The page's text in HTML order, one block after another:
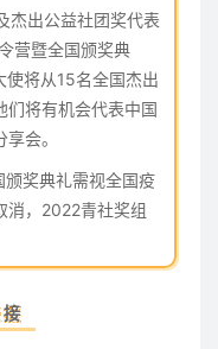
杰出公益社团奖代表
营暨全国颁奖典
将从15名全国杰出
们将有机会代表中国
会。
奖典礼需视全国疫
消，2022青社奖组